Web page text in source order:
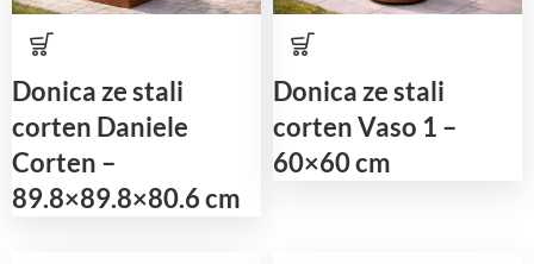
Donica ze stali
corten Daniele
Corten –
89.8×89.8×80.6 cm
Donica ze stali
corten Vaso 1 –
60×60 cm